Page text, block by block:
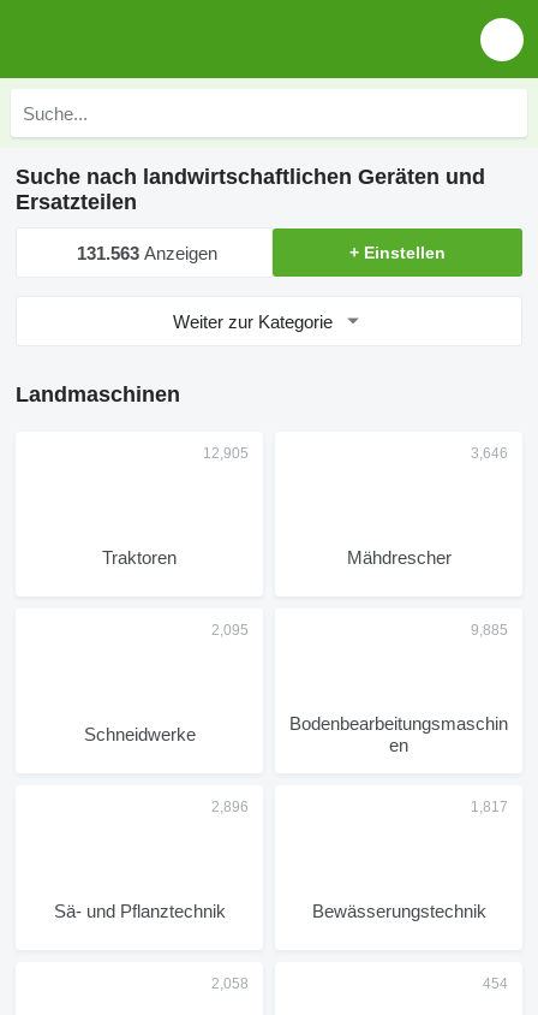
Suche nach landwirtschaftlichen Geräten und
Ersatzteilen
131.563 Anzeigen + Einstellen
Weiter zur Kategorie
Landmaschinen
Traktoren Mähdrescher
Schneidwerke
Bodenbearbeitungsmaschin
en
Sä- und Pflanztechnik Bewässerungstechnik